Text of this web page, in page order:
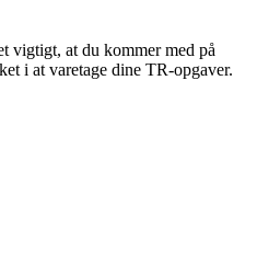
vigtigt, at du kommer med på
i at varetage dine TR-opgaver.